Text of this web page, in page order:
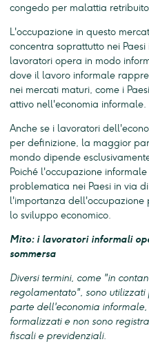
congedo per malattia
L'occupazione in questo
concentra soprattutto nei
lavoratori opera in modo
dove il lavoro informale
nei mercati maturi, come i
attivo nell'economia informale.
Anche se i lavoratori
per definizione, la maggior
mondo dipende
Poiché l'occupazione
problematica nei Paesi in via
l'importanza
lo sviluppo economico.
Mito: i lavoratori informali
sommersa
Diversi termini, come "in
regolamentato", sono
parte dell'economia
formalizzati e non sono
fiscali e previdenziali.